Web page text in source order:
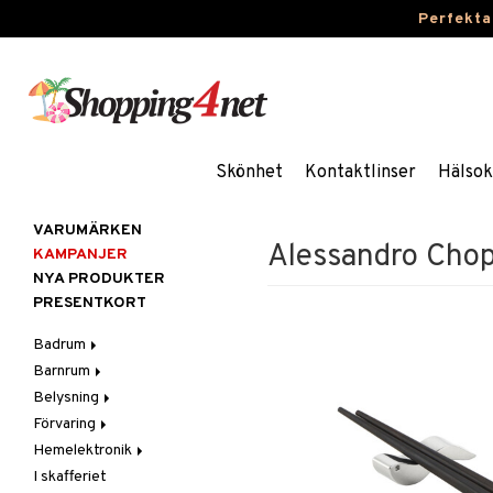
Skönhet Kontaktlinser
Alessandro
VARUMÄRKEN
KAMPANJER
NYA PRODUKTER
PRESENTKORT
Badrum
Badrumsinredning
Badrumstextilier
Badrumstillbehör
Barnrum
Barnlampor
Barnmöbler
Barnrumsdekoration
Barnrumsförvaring
Belysning
Belysningstillbehör
Lampor
Bordslampor
LED-ljus
Förvaring
Hängare & krokar
Hyllor
Hemelektronik
Ljud
I skafferiet